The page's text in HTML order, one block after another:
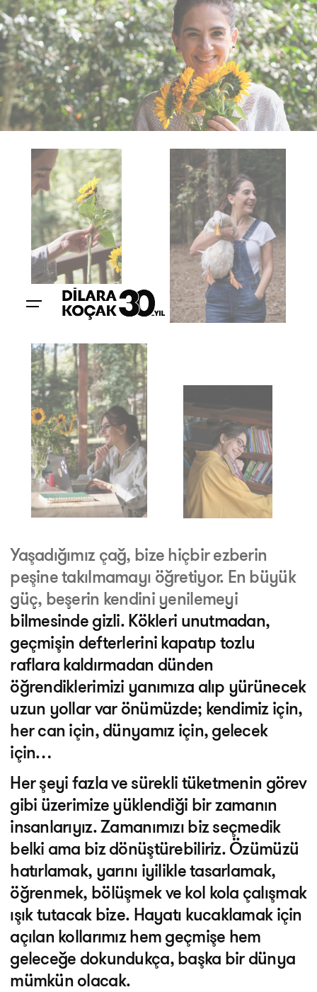
Yaşadığımız çağ, bize hiçbir ezberin
peşine takılmamayı öğretiyor. En büyük
güç, beşerin kendini yenilemeyi
bilmesinde gizli. Kökleri unutmadan,
geçmişin defterlerini kapatıp tozlu
raflara kaldırmadan dünden
öğrendiklerimizi yanımıza alıp yürünecek
uzun yollar var önümüzde; kendimiz için,
her can için, dünyamız için, gelecek
için…
Her şeyi fazla ve sürekli tüketmenin görev
gibi üzerimize yüklendiği bir zamanın
insanlarıyız. Zamanımızı biz seçmedik
belki ama biz dönüştürebiliriz. Özümüzü
hatırlamak, yarını iyilikle tasarlamak,
öğrenmek, bölüşmek ve kol kola çalışmak
ışık tutacak bize. Hayatı kucaklamak için
açılan kollarımız hem geçmişe hem
geleceğe dokundukça, başka bir dünya
mümkün olacak.